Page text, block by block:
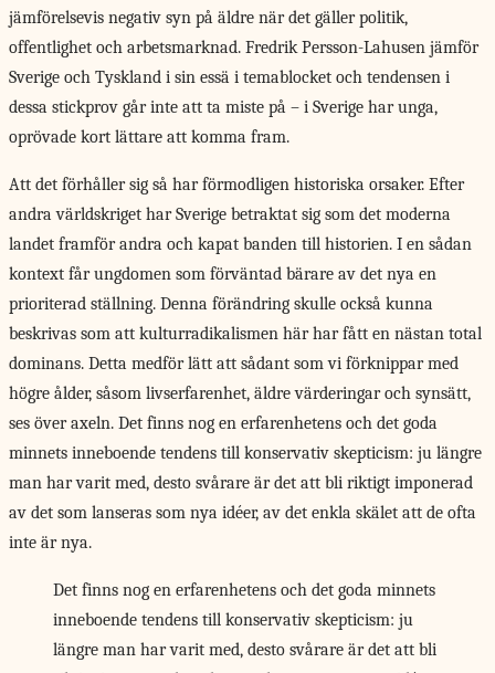
jämförelsevis negativ syn på äldre när det gäller politik,
offentlighet och arbetsmarknad. Fredrik Persson-Lahusen jämför
Sverige och Tyskland i sin essä i temablocket och tendensen i
dessa stickprov går inte att ta miste på – i Sverige har unga,
oprövade kort lättare att komma fram.
Att det förhåller sig så har förmodligen historiska orsaker. Efter
andra världskriget har Sverige betraktat sig som det moderna
landet framför andra och kapat banden till historien. I en sådan
kontext får ungdomen som förväntad bärare av det nya en
prioriterad ställning. Denna förändring skulle också kunna
beskrivas som att kulturradikalismen här har fått en nästan total
dominans. Detta medför lätt att sådant som vi förknippar med
högre ålder, såsom livserfarenhet, äldre värderingar och synsätt,
ses över axeln. Det finns nog en erfarenhetens och det goda
minnets inneboende tendens till konservativ skepticism: ju längre
man har varit med, desto svårare är det att bli riktigt imponerad
av det som lanseras som nya idéer, av det enkla skälet att de ofta
inte är nya.
Det finns nog en erfarenhetens och det goda minnets
inneboende tendens till konservativ skepticism: ju
längre man har varit med, desto svårare är det att bli